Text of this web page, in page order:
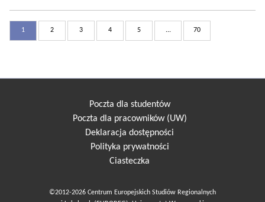
1 2 3 4 5 ... 70
Poczta dla studentów
Poczta dla pracowników (UW)
Deklaracja dostępności
Polityka prywatności
Ciasteczka
©2012-2026 Centrum Europejskich Studiów Regionalnych